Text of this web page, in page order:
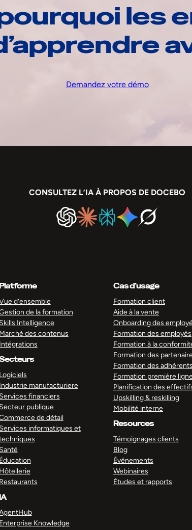
les
Demandez votre démo
CONSULTEZ L’IA À PROPOS DE DOCEBO
d’ensemble
de la formation
Skills Intelligence
Marché des contenus
Intégrations
Logiciels
Industrie manufacturiere
Services financiers
Secteur publique
de détail
Services informatiques et
Santé
Éducation
Hôtellerie
Restaurants
Enterprise Knowledge
Cas d’usage
Formation client
Aide à la vente
Onboarding des
Formation des employés
Formation à la
Formation des
Formation des adhérents
Formation première
Planification des
Upskilling & reskilling
Mobilité interne
Resources
Témoignages clients
Blog
Événements
Webinaires
Études et rapports